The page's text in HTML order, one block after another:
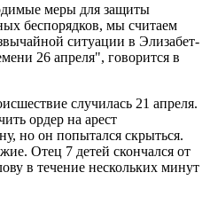
меры для защиты
беспорядков, мы считаем
ситуации в Элизабет-
26 апреля", говорится в
случилась 21 апреля.
ордер на арест
но он попытался скрыться.
Отец 7 детей скончался от
в течение нескольких минут